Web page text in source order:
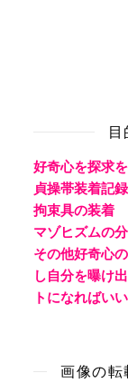
好奇心を探求
貞操帯装着記録
拘束具の装着
マゾヒズムの
その他好奇心
し自分を曝け
トになればい
画像の転